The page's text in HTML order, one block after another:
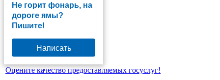
Не горит фонарь, на
дороге ямы?
Пишите!
Написать
Оцените качество предоставляемых госуслуг!